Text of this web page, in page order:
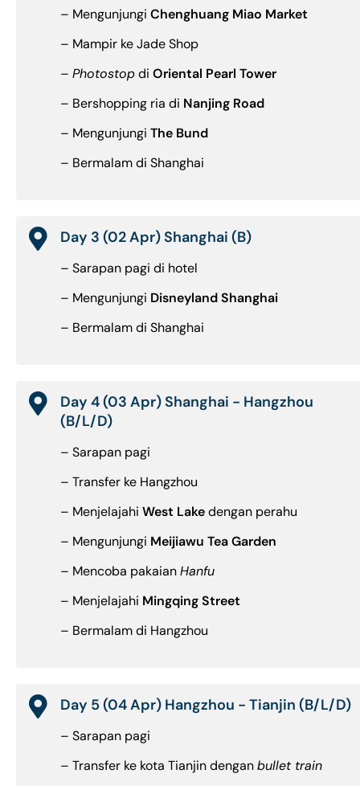
– Mengunjungi Chenghuang Miao Market
– Mampir ke Jade Shop
– Photostopdi Oriental Pearl Tower
– Bershopping ria di Nanjing Road
– Mengunjungi The Bund
– Bermalam di Shanghai
Day 3 (02 Apr) Shanghai (B)
– Sarapan pagi di hotel
– Mengunjungi Disneyland Shanghai
– Bermalam di Shanghai
Day 4 (03 Apr) Shanghai - Hangzhou
(B/L/D)
– Sarapan pagi
– Transfer ke Hangzhou
– Menjelajahi West Lakedengan perahu
– Mengunjungi Meijiawu Tea Garden
– Mencoba pakaianHanfu
– Menjelajahi Mingqing Street
– Bermalam di Hangzhou
Day 5 (04 Apr) Hangzhou - Tianjin (B/L/D)
– Sarapan pagi
– Transfer ke kota Tianjin denganbullet train